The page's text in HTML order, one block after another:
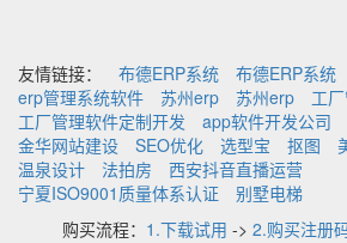
友情链接： 布德ERP系统 布德ERP系统
erp管理系统软件
苏州erp 苏州erp
工
工厂管理软件定制开发
app软件开发公司
金华网站建设
SEO优化 选型宝 抠图
温泉设计
法拍房
西安抖音直播运营
宁夏ISO9001质量体系认证
别墅电梯
购买流程： 1.下载试用 -> 2.购买注册